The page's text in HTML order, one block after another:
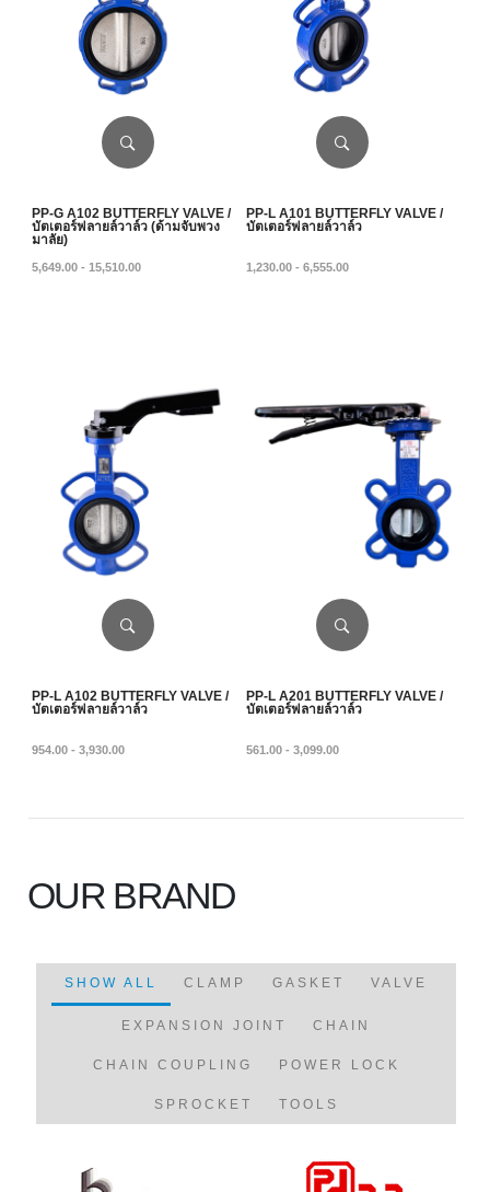
PP-G A102 BUTTERFLY VALVE /
บัตเตอร์ฟลายล์วาล์ว (ด้ามจับพวง
มาลัย)
5,649.00 - 15,510.00
PP-L A101 BUTTERFLY VALVE /
บัตเตอร์ฟลายล์วาล์ว
1,230.00 - 6,555.00
PP-L A102 BUTTERFLY VALVE /
บัตเตอร์ฟลายล์วาล์ว
954.00 - 3,930.00
PP-L A201 BUTTERFLY VALVE /
บัตเตอร์ฟลายล์วาล์ว
561.00 - 3,099.00
OUR BRAND
SHOW ALL CLAMP GASKET VALVE
EXPANSION JOINT CHAIN
CHAIN COUPLING POWER LOCK
SPROCKET TOOLS